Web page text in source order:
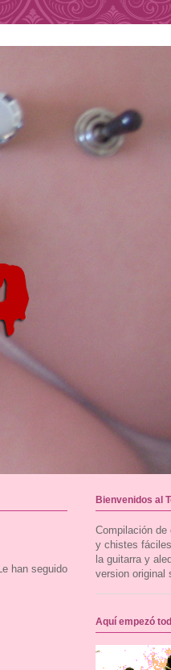
han seguido
Bienvenidos al
Compilación
y chistes
la guitarra y
version original
Aquí empezó